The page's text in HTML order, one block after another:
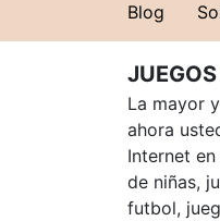
Blog
La mayor
ahora
Internet
de niñas,
futbol,